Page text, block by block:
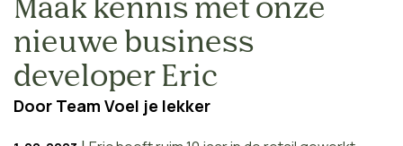
Maak kennis met onze
nieuwe business
developer Eric
Door Team Voel je lekker